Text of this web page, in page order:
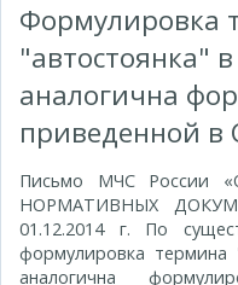
Формулировка
"автостоянка"
аналогична
приведенной в
Письмо МЧС России
НОРМАТИВНЫХ
01.12.2014 г. По
формулировка термина
аналогична